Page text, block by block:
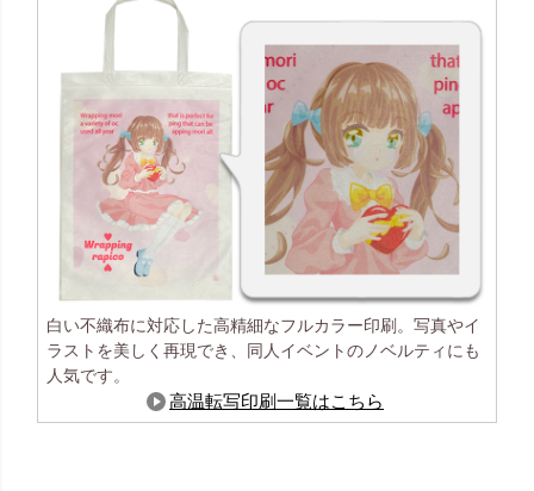
白い不織布に対応した高精細なフルカラー印刷。写真やイ
ラストを美しく再現でき、同人イベントのノベルティにも
人気です。
高温転写印刷一覧はこちら